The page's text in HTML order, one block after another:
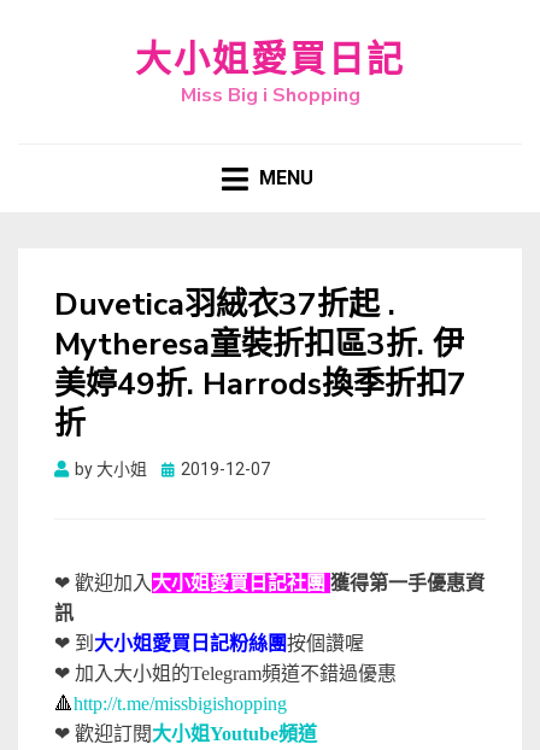
大小姐愛買日記
Miss Big i Shopping
MENU
Duvetica羽絨衣37折起 .
Mytheresa童裝折扣區3折. 伊
美婷49折. Harrods換季折扣7
折
by大小姐
Posted
2019-12-07
❤ 歡迎加入 大小姐愛買日記社團 獲得第一手優惠資
訊
❤ 到 大小姐愛買日記粉絲團按個讚喔
❤ 加入大小姐的Telegram頻道不錯過優惠
🔺http://t.me/missbigishopping
❤ 歡迎訂閱大小姐Youtube頻道